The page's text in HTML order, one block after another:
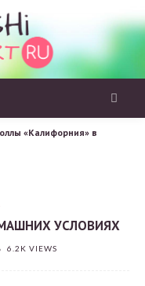
«Калифорния» в
УСЛОВИЯХ
6.2K VIEWS